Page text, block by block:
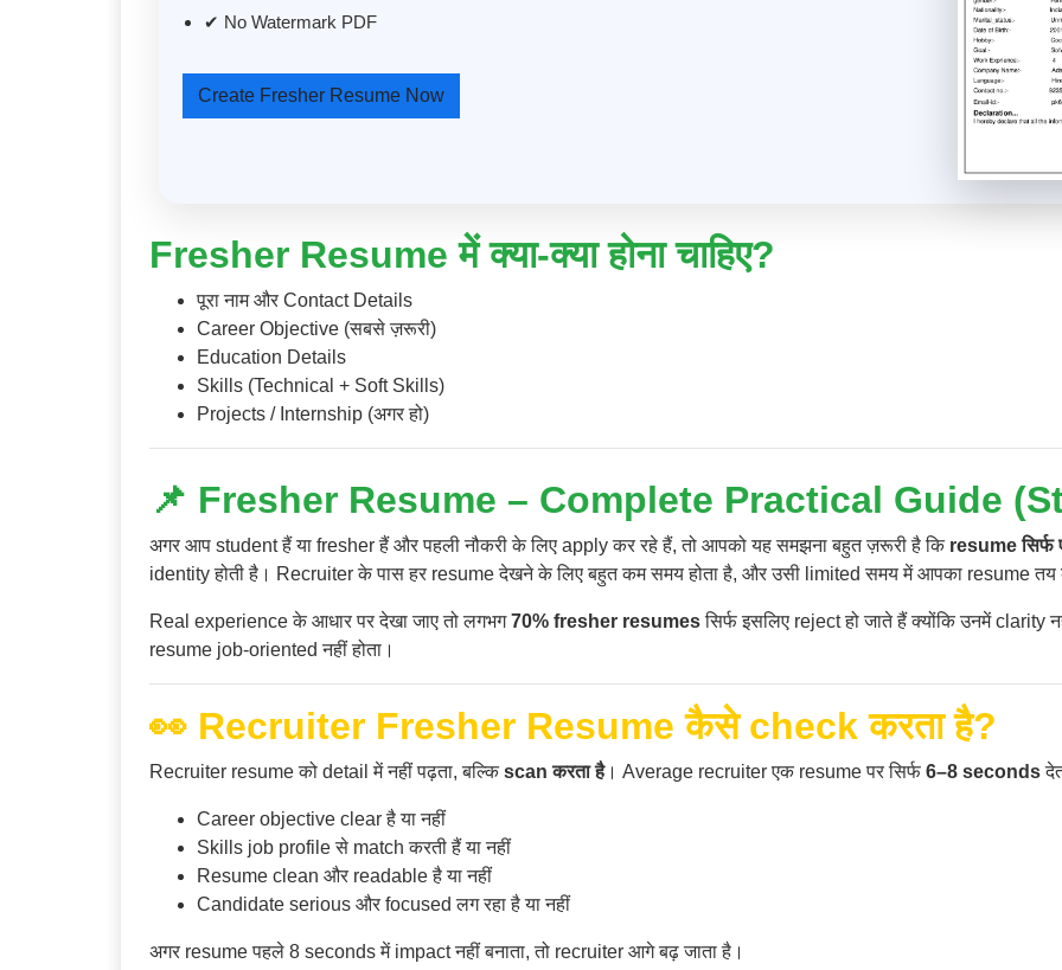
✔ No Watermark PDF
Create Fresher Resume Now
Fresher Resume में क्या-क्या होना चाहिए?
पूरा नाम और Contact Details
Career Objective (सबसे ज़रूरी)
Education Details
Skills (Technical + Soft Skills)
Projects / Internship (अगर हो)
📌 Fresher Resume – Complete Practical Guide
अगर आप student हैं या fresher हैं और पहली नौकरी के लिए apply कर रहे हैं, तो आपको यह समझना बहुत ज़रूरी है कि resume
identity होती है। Recruiter के पास हर resume देखने के लिए बहुत कम समय होता है, और उसी limited समय में आपका resume तय
Real experience के आधार पर देखा जाए तो लगभग70% fresher resumesसिर्फ इसलिए reject हो जाते हैं क्योंकि उनमें clarity
resume job-oriented नहीं होता।
👀 Recruiter Fresher Resume कैसे check करता है?
Recruiter resume को detail में नहीं पढ़ता, बल्किscan करता है। Average recruiter एक resume पर सिर्फ 6–8 seconds
Career objective clear है या नहीं
Skills job profile से match करती हैं या नहीं
Resume clean और readable है या नहीं
Candidate serious और focused लग रहा है या नहीं
अगर resume पहले 8 seconds में impact नहीं बनाता, तो recruiter आगे बढ़ जाता है।